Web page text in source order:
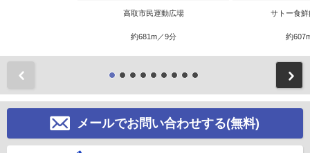
高取市民運動広場
約681m／9分
サトー食
約
メールでお問い合わせする(無料)